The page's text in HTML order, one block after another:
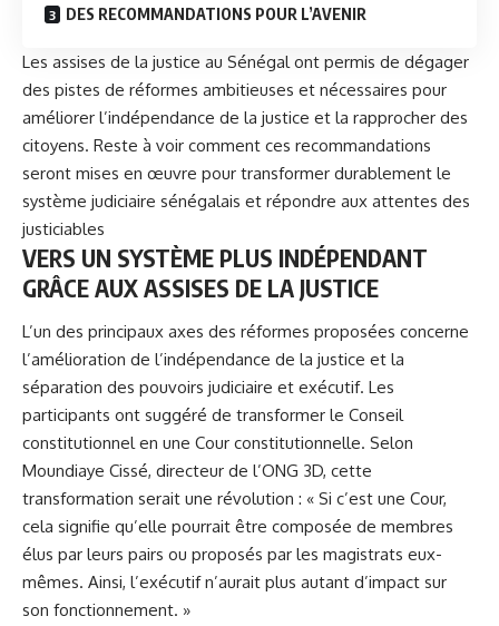
DES RECOMMANDATIONS POUR L’AVENIR
Les assises de la justice au Sénégal ont permis de dégager
des pistes de réformes ambitieuses et nécessaires pour
améliorer l’indépendance de la justice et la rapprocher des
citoyens. Reste à voir comment ces recommandations
seront mises en œuvre pour transformer durablement le
système judiciaire sénégalais et répondre aux attentes des
justiciables
VERS UN SYSTÈME PLUS INDÉPENDANT
GRÂCE AUX ASSISES DE LA JUSTICE
L’un des principaux axes des réformes proposées concerne
l’amélioration de l’indépendance de la justice et la
séparation des pouvoirs judiciaire et exécutif. Les
participants ont suggéré de transformer le Conseil
constitutionnel en une Cour constitutionnelle. Selon
Moundiaye Cissé, directeur de l’ONG 3D, cette
transformation serait une révolution : « Si c’est une Cour,
cela signifie qu’elle pourrait être composée de membres
élus par leurs pairs ou proposés par les magistrats eux-
mêmes. Ainsi, l’exécutif n’aurait plus autant d’impact sur
son fonctionnement. »